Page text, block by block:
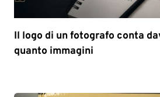
Il logo di un fotografo conta
quanto immagini